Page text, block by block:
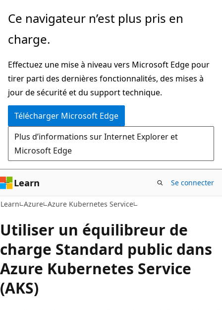
Passer
directement
au
principal
Ce navigateur n’est plus pris en
charge.
Effectuez une mise à niveau vers Microsoft Edge pour
tirer parti des dernières fonctionnalités, des mises à
jour de sécurité et du support technique.
Télécharger Microsoft Edge
Plus d’informations sur Internet Explorer et
Microsoft Edge
Learn Se connecter
Learn Azure Azure Kubernetes Service
Utiliser un équilibreur de
charge Standard public dans
Azure Kubernetes Service
(AKS)